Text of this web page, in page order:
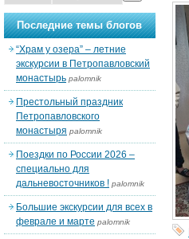
Последние темы блогов
“Храм у озера” – летние
экскурсии в Петропавловский
монастырь palomnik
Престольный праздник
Петропавловского
монастыря palomnik
Поездки по России 2026 –
специально для
дальневосточников ! palomnik
Большие экскурсии для всех в
феврале и марте palomnik